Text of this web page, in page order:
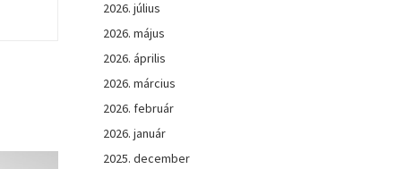
2026. július
2026. május
2026. április
2026. március
2026. február
2026. január
2025. december